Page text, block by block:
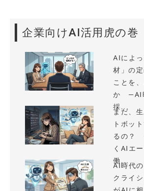
企業向けAI活用虎の巻
AIによ
材」の
ことを
か —AI
採...
まだ、
トボッ
るの？
くAIエ
働...
AI時代
クライ